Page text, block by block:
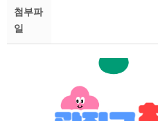
첨부파
일